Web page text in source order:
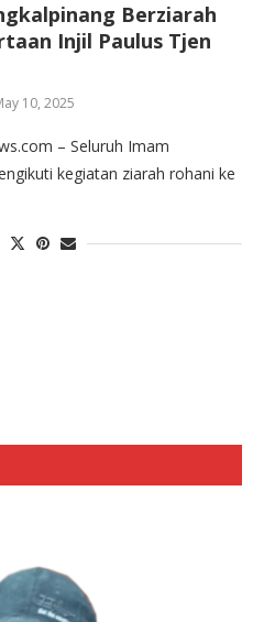
Berziarah
Injil Paulus Tjen
10, 2025
– Seluruh Imam
kegiatan ziarah rohani ke